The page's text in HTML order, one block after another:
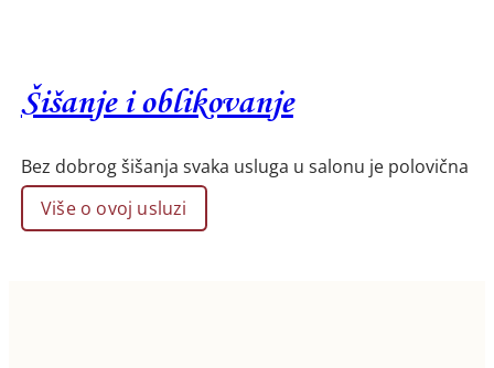
Šišanje i oblikovanje
Bez dobrog šišanja svaka usluga u salonu je polovična
Više o ovoj usluzi